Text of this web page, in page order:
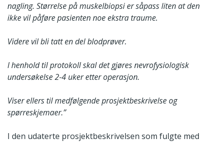
nagling. Størrelse på muskelbiopsi er såpass liten at den
ikke vil påføre pasienten noe ekstra traume.
Videre vil bli tatt en del blodprøver.
I henhold til protokoll skal det gjøres nevrofysiologisk
undersøkelse 2-4 uker etter operasjon.
Viser ellers til medfølgende prosjektbeskrivelse og
spørreskjemaer.”
I den udaterte prosjektbeskrivelsen som fulgte med